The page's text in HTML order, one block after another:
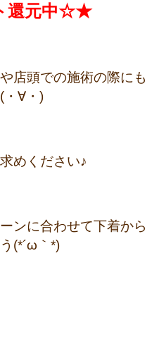
還元中☆★
店頭での施術の際にも
・∀・)
めください♪
ンに合わせて下着から
(*´ω｀*)